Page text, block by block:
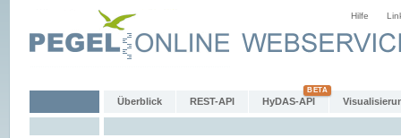
Hilfe
Überblick REST-API HyDAS-API